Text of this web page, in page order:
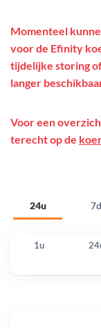
24u 7d
Momenteel
voor de Efinity
tijdelijke storing
langer
Voor een
terecht op de
1u